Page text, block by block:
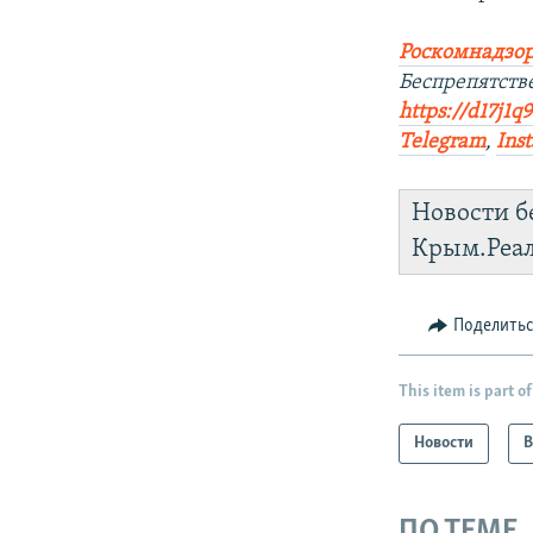
https://
Telegram,
Новости
This item is part of
Новости